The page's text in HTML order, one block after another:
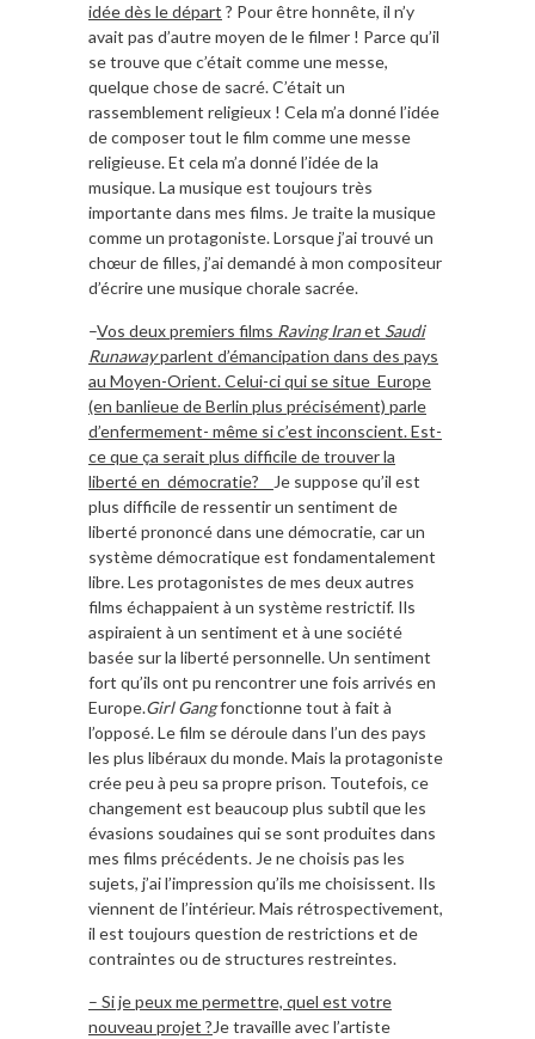
idée dès le départ ? Pour être honnête, il n’y
avait pas d’autre moyen de le filmer ! Parce qu’il
se trouve que c’était comme une messe,
quelque chose de sacré. C’était un
rassemblement religieux ! Cela m’a donné l’idée
de composer tout le film comme une messe
religieuse. Et cela m’a donné l’idée de la
musique. La musique est toujours très
importante dans mes films. Je traite la musique
comme un protagoniste. Lorsque j’ai trouvé un
chœur de filles, j’ai demandé à mon compositeur
d’écrire une musique chorale sacrée.
–Vos deux premiers films Raving Iranet Saudi
Runawayparlent d’émancipation dans des pays
au Moyen-Orient. Celui-ci qui se situe Europe
(en banlieue de Berlin plus précisément) parle
d’enfermement- même si c’est inconscient. Est-
ce que ça serait plus difficile de trouver la
liberté en démocratie?
Je suppose qu’il est
plus difficile de ressentir un sentiment de
liberté prononcé dans une démocratie, car un
système démocratique est fondamentalement
libre. Les protagonistes de mes deux autres
films échappaient à un système restrictif. Ils
aspiraient à un sentiment et à une société
basée sur la liberté personnelle. Un sentiment
fort qu’ils ont pu rencontrer une fois arrivés en
Europe.Girl Gangfonctionne tout à fait à
l’opposé. Le film se déroule dans l’un des pays
les plus libéraux du monde. Mais la protagoniste
crée peu à peu sa propre prison. Toutefois, ce
changement est beaucoup plus subtil que les
évasions soudaines qui se sont produites dans
mes films précédents. Je ne choisis pas les
sujets, j’ai l’impression qu’ils me choisissent. Ils
viennent de l’intérieur. Mais rétrospectivement,
il est toujours question de restrictions et de
contraintes ou de structures restreintes.
– Si je peux me permettre, quel est votre
nouveau projet ? Je travaille avec l’artiste